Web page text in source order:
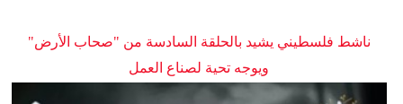
ناشط فلسطيني يشيد بالحلقة السادسة من "صحاب الأرض"
ويوجه تحية لصناع العمل